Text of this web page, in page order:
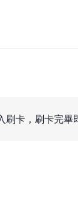
刷卡，刷卡完畢